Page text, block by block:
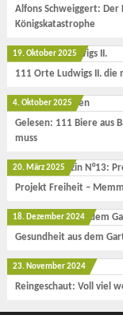
Alfons Schweiggert: Der
Königskatastrophe
19. Oktober 2025
111 Orte Ludwigs II. die
4. Oktober 2025
Gelesen: 111 Biere aus
muss
20. März 2025
Projekt Freiheit –
18. Dezember 2024
Gesundheit aus dem
23. November 2024
Reingeschaut: Voll viel